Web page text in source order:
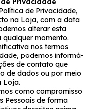
Privacidade
de Privacidade,
na Loja, com a data
alterar esta
qualquer momento.
nos termos
podemos informá-
de contato que
de dados ou por meio
Loja.
como compromisso
Pessoais de forma